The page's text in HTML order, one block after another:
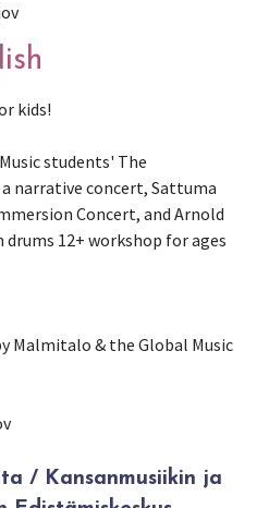
kids!
students' The
narrative concert, Sattuma
Concert, and Arnold
12+ workshop for ages
Malmitalo & the Global Music
/ Kansanmusiikin ja